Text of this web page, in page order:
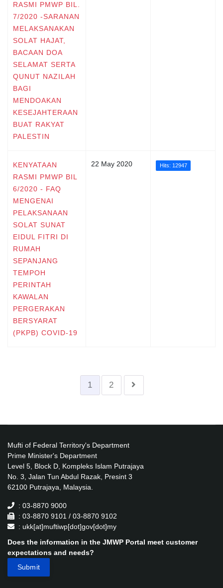
RASMI PMWP BIL.
7/2020 -SARANAN
MELAKSANAKAN
SOLAT HAJAT,
BACAAN DOA
SELAMAT SERTA
QUNUT NAZILAH
BAGI
MENDOAKAN
KESEJAHTERAAN
BUAT RAKYAT
PALESTIN
KENYATAAN
RASMI PMWP BIL
6/2020 - FAQ
MENGENAI
PELAKSANAAN
SOLAT SUNAT
EIDUL FITRI DI
RUMAH
SEPANJANG
TEMPOH
PERINTAH
KAWALAN
PERGERAKAN
BERSYARAT
(PKPB) COVID-19
22 May 2020 Hits: 12947
1 2
Mufti of Federal Territory's Department
Prime Minister's Department
Level 5, Block D, Kompleks Islam Putrajaya
No. 3, Jalan Tun Abdul Razak, Presint 3
62100 Putrajaya, Malaysia.
: 03-8870 9000
: 03-8870 9101 / 03-8870 9102
: ukk[at]muftiwp[dot]gov[dot]my
Does the information in the JMWP Portal meet customer
expectations and needs?